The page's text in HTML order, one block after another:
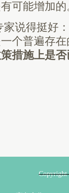
可能增加的
说得挺好
个普遍存
措施上是